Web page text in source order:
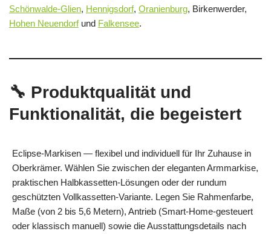
Schönwalde-Glien, Hennigsdorf, Oranienburg, Birkenwerder,
Hohen Neuendorfund Falkensee.
🔧 Produktqualität und
Funktionalität, die begeistert
Eclipse-Markisen — flexibel und individuell für Ihr Zuhause in
Oberkrämer. Wählen Sie zwischen der eleganten Armmarkise,
praktischen Halbkassetten-Lösungen oder der rundum
geschützten Vollkassetten-Variante. Legen Sie Rahmenfarbe,
Maße (von 2 bis 5,6 Metern), Antrieb (Smart-Home-gesteuert
oder klassisch manuell) sowie die Ausstattungsdetails nach